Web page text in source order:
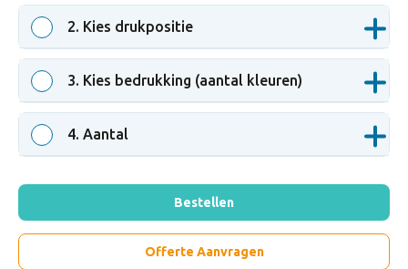
2. Kies drukpositie
3. Kies bedrukking (aantal kleuren)
4. Aantal
Bestellen
Offerte Aanvragen